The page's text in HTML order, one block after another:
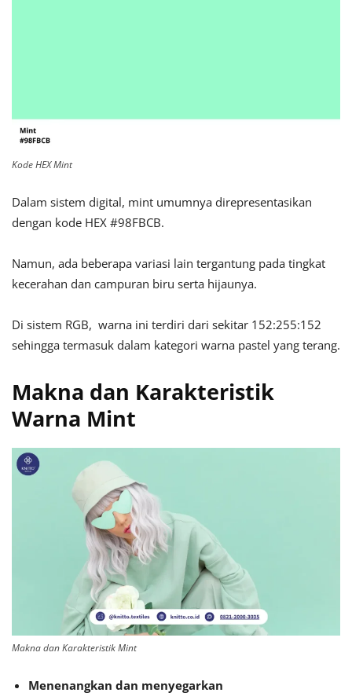
Kode HEX Mint
Dalam sistem digital, mint umumnya direpresentasikan
dengan kode HEX #98FBCB.
Namun, ada beberapa variasi lain tergantung pada tingkat
kecerahan dan campuran biru serta hijaunya.
Di sistem RGB, warna ini terdiri dari sekitar 152:255:152
sehingga termasuk dalam kategori warna pastel yang terang.
Makna dan Karakteristik
Warna Mint
Makna dan Karakteristik Mint
Menenangkan dan menyegarkan